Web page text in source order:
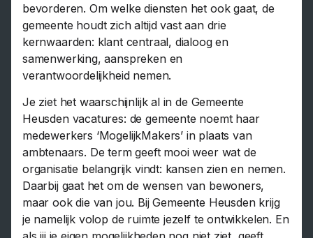
bevorderen. Om welke diensten het ook gaat, de
gemeente houdt zich altijd vast aan drie
kernwaarden: klant centraal, dialoog en
samenwerking, aanspreken en
verantwoordelijkheid nemen.
Je ziet het waarschijnlijk al in de Gemeente
Heusden vacatures: de gemeente noemt haar
medewerkers ‘MogelijkMakers’ in plaats van
ambtenaars. De term geeft mooi weer wat de
organisatie belangrijk vindt: kansen zien en nemen.
Daarbij gaat het om de wensen van bewoners,
maar ook die van jou. Bij Gemeente Heusden krijg
je namelijk volop de ruimte jezelf te ontwikkelen. En